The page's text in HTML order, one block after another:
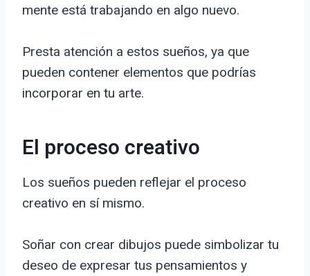
mente está trabajando en algo nuevo.
Presta atención a estos sueños, ya que
pueden contener elementos que podrías
incorporar en tu arte.
El proceso creativo
Los sueños pueden reflejar el proceso
creativo en sí mismo.
Soñar con crear dibujos puede simbolizar tu
deseo de expresar tus pensamientos y